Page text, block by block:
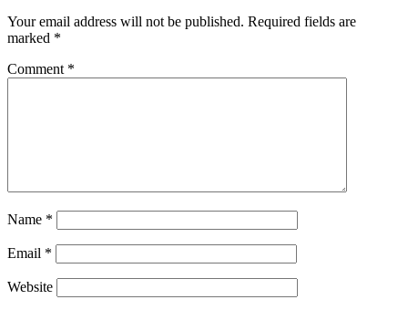
Your email address will not be published. Required fields are
marked *
Comment *
Name *
Email *
Website